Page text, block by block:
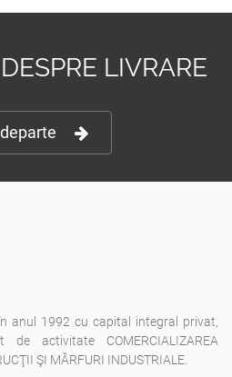
LIVRARE
anul 1992 cu capital integral privat,
activitate COMERCIALIZAREA
ŞI MĂRFURI INDUSTRIALE.